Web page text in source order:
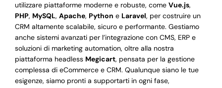
utilizzare piattaforme moderne e robuste, come Vue.js,
PHP, MySQL, Apache, Python e Laravel, per costruire un
CRM altamente scalabile, sicuro e performante. Gestiamo
anche sistemi avanzati per l’integrazione con CMS, ERP e
soluzioni di marketing automation, oltre alla nostra
piattaforma headless Megicart, pensata per la gestione
complessa di eCommerce e CRM. Qualunque siano le tue
esigenze, siamo pronti a supportarti in ogni fase,